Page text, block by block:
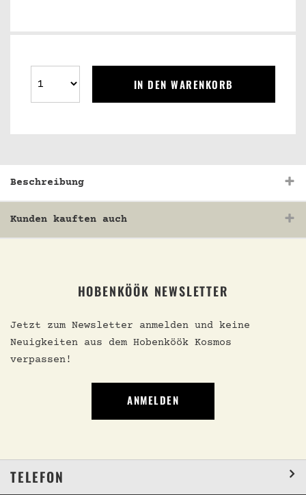
IN DEN WARENKORB
Beschreibung
Kunden kauften auch
HOBENKÖÖK NEWSLETTER
Jetzt zum Newsletter anmelden und keine
Neuigkeiten aus dem Hobenköök Kosmos
verpassen!
ANMELDEN
TELEFON